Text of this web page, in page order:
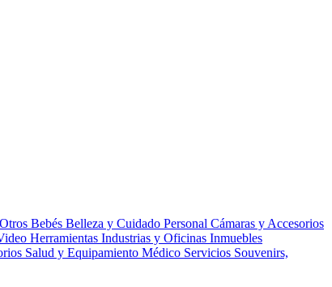
Bebés Belleza y Cuidado Personal Cámaras y Accesorios
Herramientas Industrias y Oficinas Inmuebles
Salud y Equipamiento Médico Servicios Souvenirs,